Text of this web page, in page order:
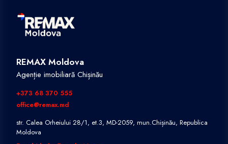
REMAX Moldova
Agenție imobiliară Chișinău
+373 68 370 555
office@remax.md
str. Calea Orheiului 28/1, et.3, MD-2059, mun.Chișinău, Republica
Moldova